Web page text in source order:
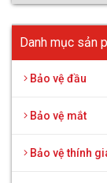
Danh mục sản
Bảo vệ đầu
Bảo vệ mắt
Bảo vệ thính